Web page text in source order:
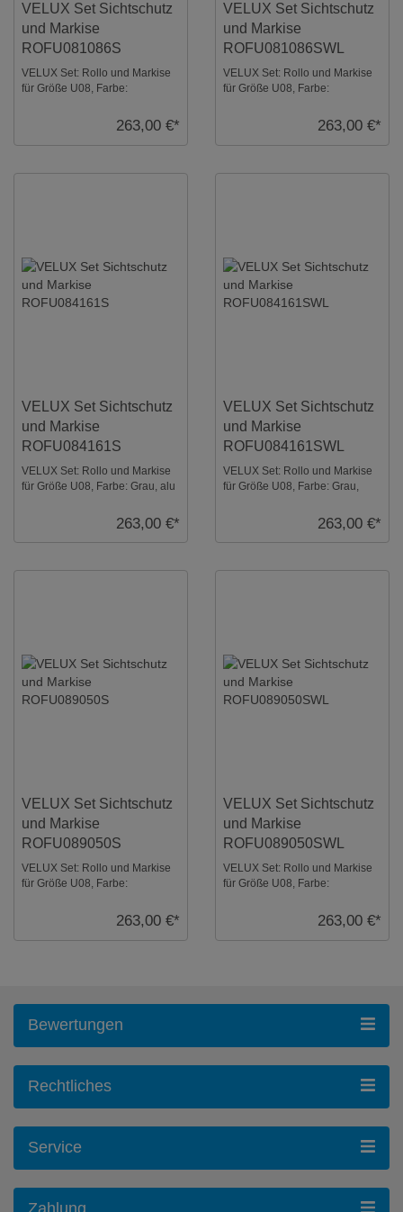
VELUX Set Sichtschutz
und Markise
ROFU081086S
VELUX Set: Rollo und Markise
für Größe U08, Farbe:
263,00 €*
VELUX Set Sichtschutz
und Markise
ROFU081086SWL
VELUX Set: Rollo und Markise
für Größe U08, Farbe:
Sicht- und Hitzesc ...263,00 €*
VELUX Set Sichtschutz
und Markise
ROFU084161S
VELUX Set: Rollo und Markise
für Größe U08, Farbe: Grau, alu
263,00 €*
VELUX Set Sichtschutz
und Markise
ROFU084161SWL
VELUX Set: Rollo und Markise
für Größe U08, Farbe: Grau,
263,00 €*
VELUX Set Sichtschutz
und Markise
ROFU089050S
VELUX Set: Rollo und Markise
für Größe U08, Farbe:
Sicht- und Hitzeschu ...263,00 €*
VELUX Set Sichtschutz
und Markise
ROFU089050SWL
VELUX Set: Rollo und Markise
für Größe U08, Farbe:
263,00 €*
Bewertungen
Rechtliches
Service
Zahlung